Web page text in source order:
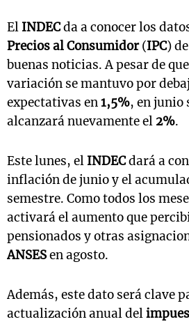
El INDECda a conocer los
Precios al Consumidor(IPC)
buenas noticias. A pesar de
variación se mantuvo por
expectativas en1,5%, en junio
alcanzará nuevamente el 2%.
Este lunes, el INDECdará a
inflación de junio y el
semestre. Como todos los
activará el aumento que
pensionados y otras
ANSESen agosto.
Además, este dato será clave
actualización anual del